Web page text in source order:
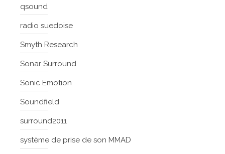
qsound
radio suedoise
Smyth Research
Sonar Surround
Sonic Emotion
Soundfield
surround2011
système de prise de son MMAD